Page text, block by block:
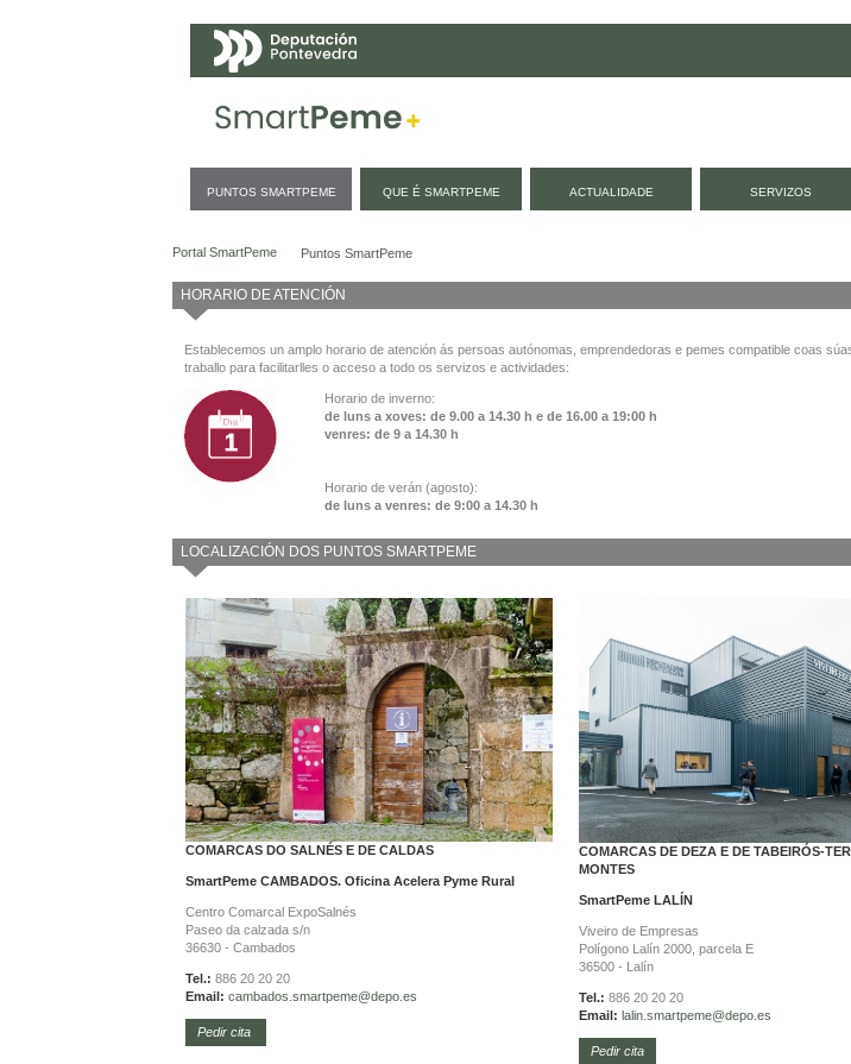
PUNTOS SMARTPEME QUE É SMARTPEME ACTUALIDADE SERVIZOS
Portal SmartPeme Puntos SmartPeme
HORARIO DE ATENCIÓN
Establecemos un amplo horario de atención ás persoas autónomas, emprendedoras e pemes compatible coas
traballo para facilitarlles o acceso a todo os servizos e actividades:
Horario de inverno:
de luns a xoves: de 9.00 a 14.30 h e de 16.00 a 19:00 h
venres: de 9 a 14.30 h
Horario de verán (agosto):
de luns a venres: de 9:00 a 14.30 h
LOCALIZACIÓN DOS PUNTOS SMARTPEME
COMARCAS DO SALNÉS E DE CALDAS
SmartPeme CAMBADOS. Oficina Acelera Pyme Rural
Centro Comarcal ExpoSalnés
Paseo da calzada s/n
36630 - Cambados
Tel.: 886 20 20 20
Email: cambados.smartpeme@depo.es
Pedir cita
COMARCAS DE DEZA E DE TABEIRÓS-
MONTES
SmartPeme LALÍN
Viveiro de Empresas
Polígono Lalín 2000, parcela E
36500 - Lalín
Tel.: 886 20 20 20
Email: lalin.smartpeme@depo.es
Pedir cita